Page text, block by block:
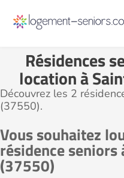
Résidences
location à
Découvrez les 2
(37550).
Vous souhaitez
résidence
(37550)